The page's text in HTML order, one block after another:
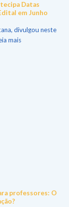
Datas
em Junho
divulgou neste
mais
professores: O